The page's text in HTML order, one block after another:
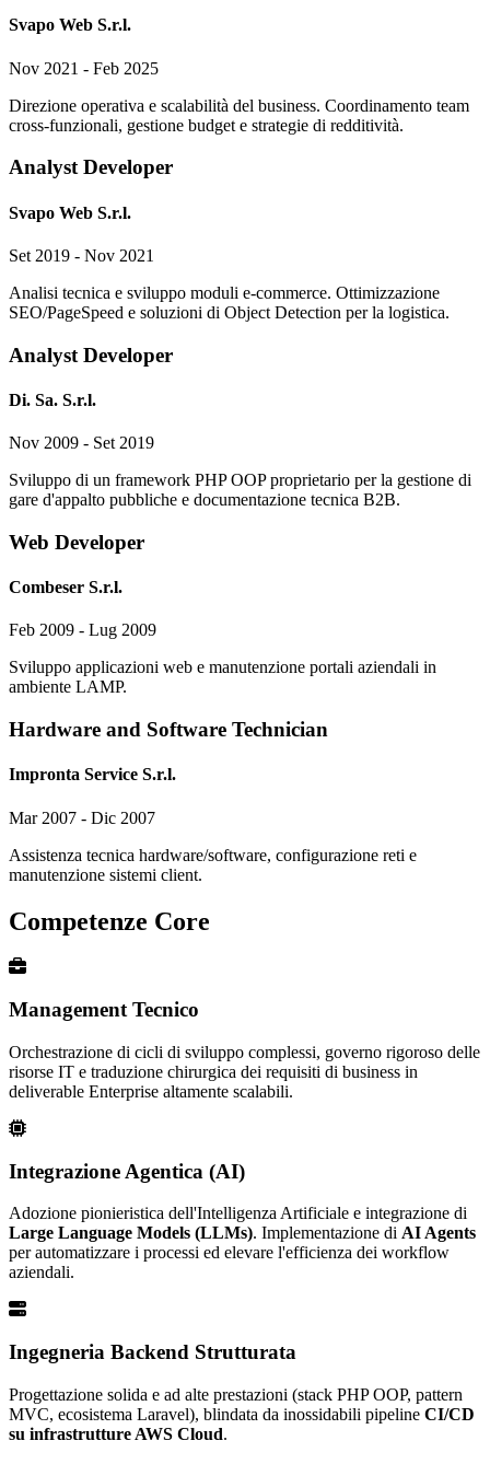
Svapo Web S.r.l.
Nov 2021 - Feb 2025
Direzione operativa e scalabilità del business. Coordinamento team
cross-funzionali, gestione budget e strategie di redditività.
Analyst Developer
Svapo Web S.r.l.
Set 2019 - Nov 2021
Analisi tecnica e sviluppo moduli e-commerce. Ottimizzazione
SEO/PageSpeed e soluzioni di Object Detection per la logistica.
Analyst Developer
Di. Sa. S.r.l.
Nov 2009 - Set 2019
Sviluppo di un framework PHP OOP proprietario per la gestione di
gare d'appalto pubbliche e documentazione tecnica B2B.
Web Developer
Combeser S.r.l.
Feb 2009 - Lug 2009
Sviluppo applicazioni web e manutenzione portali aziendali in
ambiente LAMP.
Hardware and Software Technician
Impronta Service S.r.l.
Mar 2007 - Dic 2007
Assistenza tecnica hardware/software, configurazione reti e
manutenzione sistemi client.
Competenze Core
Management Tecnico
Orchestrazione di cicli di sviluppo complessi, governo rigoroso delle
risorse IT e traduzione chirurgica dei requisiti di business in
deliverable Enterprise altamente scalabili.
Integrazione Agentica (AI)
Adozione pionieristica dell'Intelligenza Artificiale e integrazione di
Large Language Models (LLMs). Implementazione di AI Agents
per automatizzare i processi ed elevare l'efficienza dei workflow
aziendali.
Ingegneria Backend Strutturata
Progettazione solida e ad alte prestazioni (stack PHP OOP, pattern
MVC, ecosistema Laravel), blindata da inossidabili pipeline CI/CD
su infrastrutture AWS Cloud.